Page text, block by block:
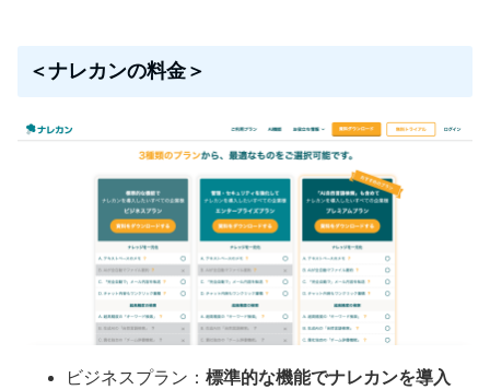
＜ナレカンの料金＞
ビジネスプラン： 標準的な機能でナレカンを導入